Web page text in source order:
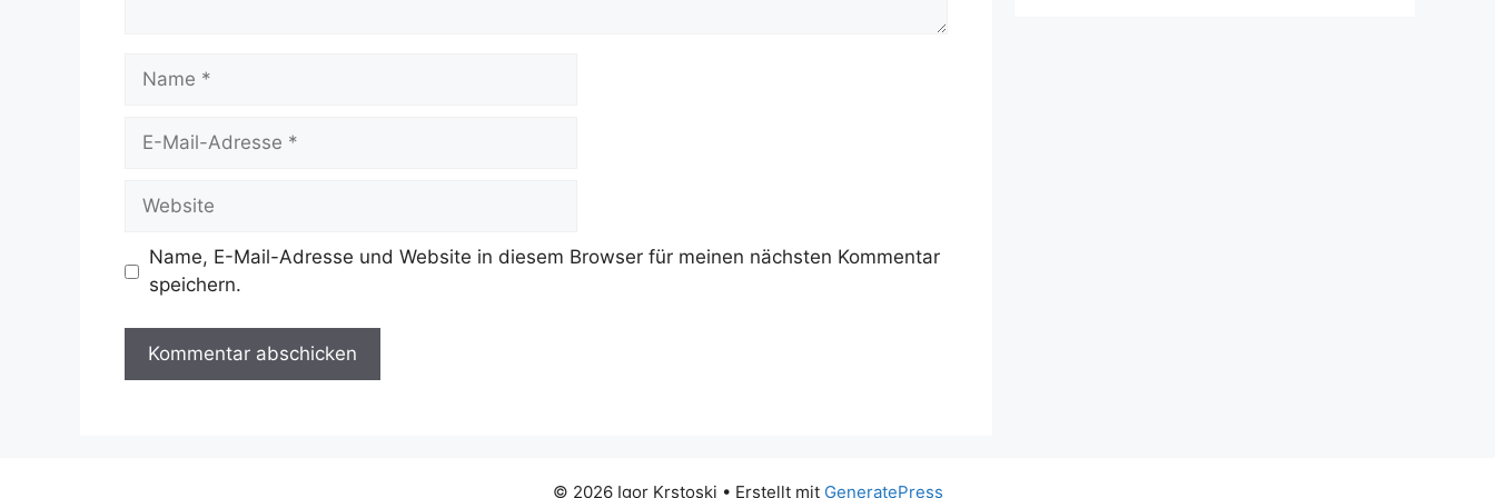
Name
Website
Name, E-Mail-Adresse und Website in diesem Browser für meinen nächsten Kommentar
speichern.
© 2026 Igor Krstoski • Erstellt mit GeneratePress